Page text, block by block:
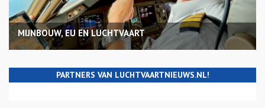
MIJNBOUW, EU EN LUCHTVAART
PARTNERS VAN LUCHTVAARTNIEUWS.NL!